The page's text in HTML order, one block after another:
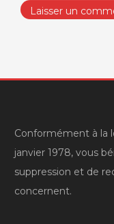
Conformément à la
janvier 1978, vous
suppression et de
concernent.